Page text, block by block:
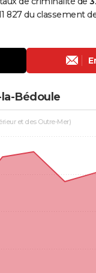
827 du classement
Bédoule
et des Outre-Mer)